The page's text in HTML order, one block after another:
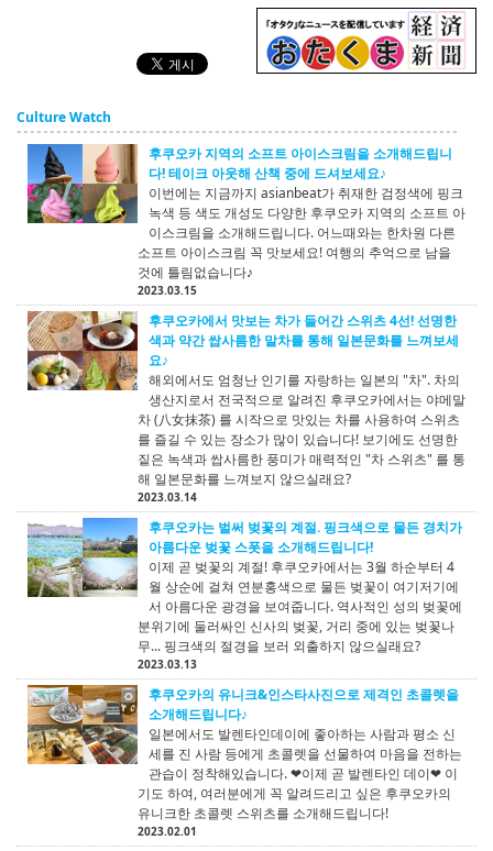
Culture Watch
후쿠오카 지역의 소프트 아이스크림을 소개해드립니
다! 테이크 아웃해 산책 중에 드셔보세요♪
이번에는 지금까지 asianbeat가 취재한 검정색에 핑크
녹색 등 색도 개성도 다양한 후쿠오카 지역의 소프트 아
이스크림을 소개해드립니다. 어느때와는 한차원 다른
소프트 아이스크림 꼭 맛보세요! 여행의 추억으로 남을
것에 틀림없습니다♪
2023.03.15
후쿠오카에서 맛보는 차가 들어간 스위츠 4선! 선명한
색과 약간 쌉사름한 말차를 통해 일본문화를 느껴보세
요♪
해외에서도 엄청난 인기를 자랑하는 일본의 "차". 차의
생산지로서 전국적으로 알려진 후쿠오카에서는 야메말
차 (八女抹茶) 를 시작으로 맛있는 차를 사용하여 스위츠
를 즐길 수 있는 장소가 많이 있습니다! 보기에도 선명한
짙은 녹색과 쌉사름한 풍미가 매력적인 "차 스위츠" 를 통
해 일본문화를 느껴보지 않으실래요?
2023.03.14
후쿠오카는 벌써 벚꽃의 계절. 핑크색으로 물든 경치가
아름다운 벚꽃 스폿을 소개해드립니다!
이제 곧 벚꽃의 계절! 후쿠오카에서는 3월 하순부터 4
월 상순에 걸쳐 연분홍색으로 물든 벚꽃이 여기저기에
서 아름다운 광경을 보여줍니다. 역사적인 성의 벚꽃에
분위기에 둘러싸인 신사의 벚꽃, 거리 중에 있는 벚꽃나
무... 핑크색의 절경을 보러 외출하지 않으실래요?
2023.03.13
후쿠오카의 유니크&인스타사진으로 제격인 초콜렛을
소개해드립니다♪
일본에서도 발렌타인데이에 좋아하는 사람과 평소 신
세를 진 사람 등에게 초콜렛을 선물하여 마음을 전하는
관습이 정착해있습니다. ❤이제 곧 발렌타인 데이❤ 이
기도 하여, 여러분에게 꼭 알려드리고 싶은 후쿠오카의
유니크한 초콜렛 스위츠를 소개해드립니다!
2023.02.01